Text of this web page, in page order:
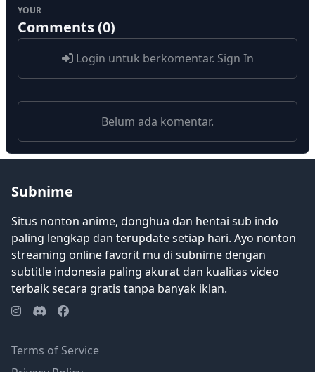
YOUR
Comments (0)
Login untuk berkomentar. Sign In
Belum ada komentar.
Subnime
Situs nonton anime, donghua dan hentai sub indo
paling lengkap dan terupdate setiap hari. Ayo nonton
streaming online favorit mu di subnime dengan
subtitle indonesia paling akurat dan kualitas video
terbaik secara gratis tanpa banyak iklan.
Terms of Service